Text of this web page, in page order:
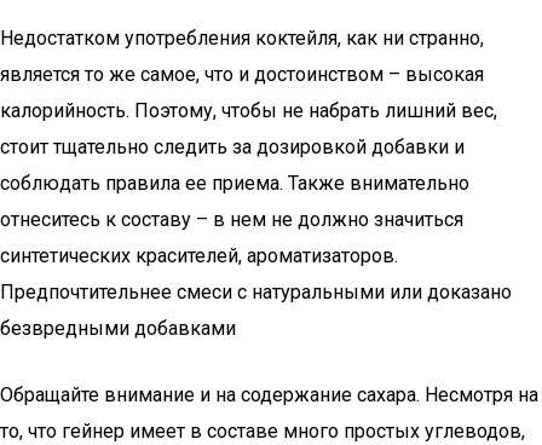
Недостатком употребления коктейля, как ни странно,
является то же самое, что и достоинством – высокая
калорийность. Поэтому, чтобы не набрать лишний вес,
стоит тщательно следить за дозировкой добавки и
соблюдать правила ее приема. Также внимательно
отнеситесь к составу – в нем не должно значиться
синтетических красителей, ароматизаторов.
Предпочтительнее смеси с натуральными или доказано
безвредными добавками
Обращайте внимание и на содержание сахара. Несмотря на
то, что гейнер имеет в составе много простых углеводов,